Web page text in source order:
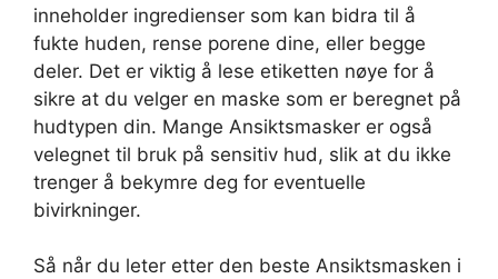
inneholder ingredienser som kan bidra til å
fukte huden, rense porene dine, eller begge
deler. Det er viktig å lese etiketten nøye for å
sikre at du velger en maske som er beregnet på
hudtypen din. Mange Ansiktsmasker er også
velegnet til bruk på sensitiv hud, slik at du ikke
trenger å bekymre deg for eventuelle
bivirkninger.
Så når du leter etter den beste Ansiktsmasken i